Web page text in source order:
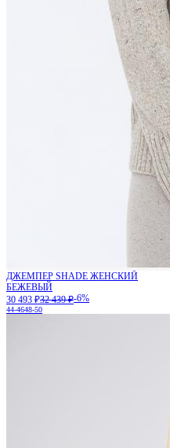
ДЖЕМПЕР SHADE ЖЕНСКИЙ
БЕЖЕВЫЙ
30 493 ₽32 439 ₽-6%
44-4648-50